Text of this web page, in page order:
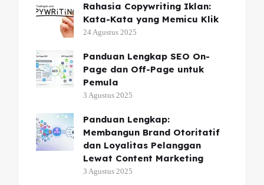
Rahasia Copywriting Iklan:
Kata-Kata yang Memicu Klik
24 Agustus 2025
Panduan Lengkap SEO On-
Page dan Off-Page untuk
Pemula
3 Agustus 2025
Panduan Lengkap:
Membangun Brand Otoritatif
dan Loyalitas Pelanggan
Lewat Content Marketing
3 Agustus 2025